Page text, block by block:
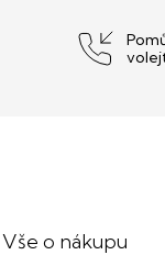
Vše o nákupu